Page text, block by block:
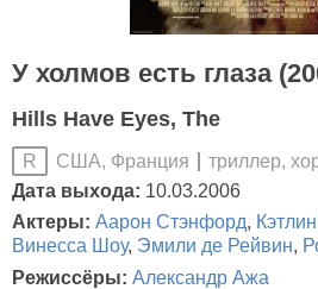
У холмов есть глаза
Hills Have Eyes, The
R США, Франция триллер,
Дата выхода: 10.03.2006
Актеры: Аарон Стэнфорд,
Винесса Шоу, Эмили де Рейвин,
Режиссёры: Александр Ажа